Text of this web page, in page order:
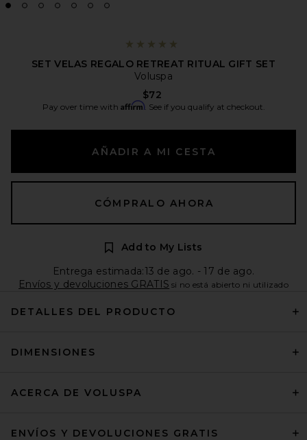
SET VELAS REGALO RETREAT RITUAL GIFT SET
Voluspa
$72
Pay over time with Affirm. See if you qualify at checkout.
AÑADIR A MI CESTA
CÓMPRALO AHORA
Add to My Lists
Entrega estimada:13 de ago. - 17 de ago.
Envíos y devoluciones GRATIS si no está abierto ni utilizado
DETALLES DEL PRODUCTO
DIMENSIONES
ACERCA DE VOLUSPA
ENVÍOS Y DEVOLUCIONES GRATIS